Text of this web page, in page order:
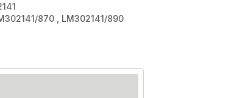
870
LM302141/890